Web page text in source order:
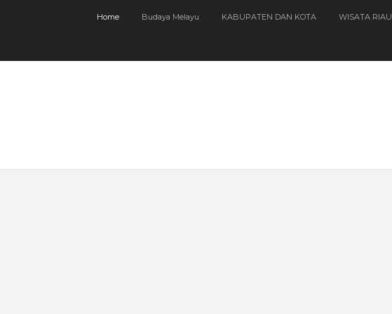
Home Budaya Melayu KABUPATEN DAN KOTA WISATA RIAU